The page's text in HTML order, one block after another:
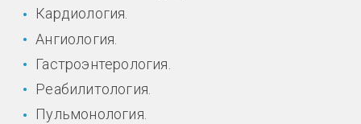
Кардиология.
Ангиология.
Гастроэнтерология.
Реабилитология.
Пульмонология.